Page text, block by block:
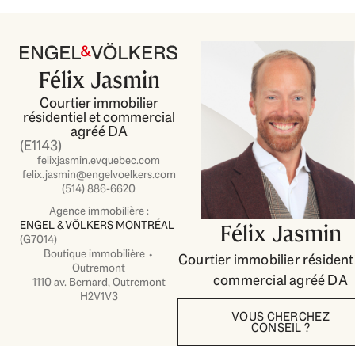
Félix Jasmin
Courtier immobilier
résidentiel et commercial
agréé DA
(E1143)
felixjasmin.evquebec.com
felix.jasmin@engelvoelkers.com
(514) 886-6620
Agence immobilière :
ENGEL & VÖLKERS MONTRÉAL
(G7014)
Boutique immobilière ⬩
Outremont
1110 av. Bernard, Outremont
H2V1V3
Félix Jasmin
Courtier immobilier
commercial agréé DA
VOUS CHERCHEZ
CONSEIL ?